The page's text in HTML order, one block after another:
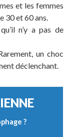
et les femmes
30 et 60 ans.
n’y a pas de
un choc
déclenchant.
?